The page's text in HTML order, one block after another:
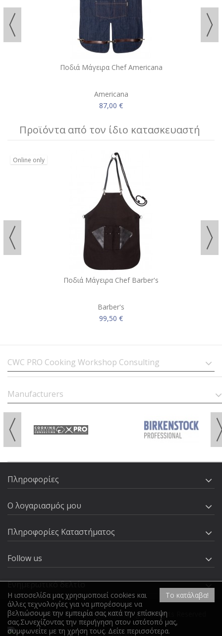
Ποδιά Μάγειρα Chef Americana
Americana
87,00 €
Προϊόντα από τον ίδιο κατασκευαστή
Online only
Ποδιά Μάγειρα Chef Barber's
Barber's
99,50 €
CWC PRO Cooking Workshop Consulting
Manufacturers
Πληροφορίες
Ο λογαριασμός μου
Πληροφορίες Καταστήματος
Follow us
Ενημερωτικό δελτίο
2026 Powered by cooking-workshop.gr. All Rights Reserved
Το κατάλαβα!
Η ιστοσελίδα μας χρησιμοποιεί cookies και
άλλες τεχνολογίες για να μπορέσουμε να
βελτιώσουμε την εμπειρία σας κατά την επίσκεψη
σας.Συνεχίζοντας την περιήγηση στον ιστότοπό μας,
συμφωνείτε με τη χρήση τους. Δείτε περισσότερα.